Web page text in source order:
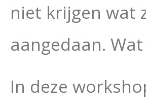
niet krijgen wat
aangedaan.
In deze